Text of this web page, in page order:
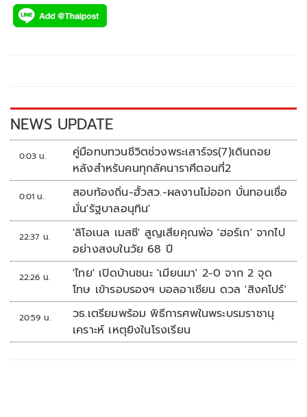
e
k
tt p
k
NEWS UPDATE
0:03 น.
คู่มือทบทวนชีวิตช่วงพระเสาร์จร(7)เดินถอย
หลังสำหรับคนทุกลัคนาราศีตอนที่2
0:01 น.
สอบท้องถิ่น-ฮั้วสว.-ผลงานไม่ออก บั่นทอนเชื่อ
มั่น'รัฐบาลอนุทิน'
22:37 น.
'ลิโอเนล เมสซี' สูญเสียคุณพ่อ 'ฮอร์เก' จากไป
อย่างสงบในวัย 68 ปี
22:26 น.
'ไทย' เปิดบ้านชนะ 'เมียนมา' 2-0 จาก 2 จุด
โทษ เข้ารอบรองฯ บอลอาเซียน ดวล 'สิงคโปร์'
20:59 น.
วธ.เตรียมพร้อม พิธีการศพในพระบรมราชานุ
เคราะห์ เหตุยิงในโรงเรียน